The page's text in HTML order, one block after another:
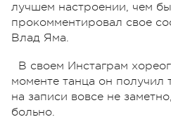
лучшем настроении, чем
прокомментировал свое
Влад Яма.
В своем Инстаграм
моменте танца он получил
на записи вовсе не
больно.